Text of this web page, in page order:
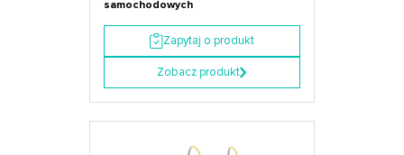
samochodowych
Zapytaj o produkt
Zobacz produkt